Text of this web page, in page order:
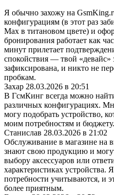
Я обычно захожу на
конфигурациям (в этот раз
Max в титановом цвете) и
бронирования работает как
минут прилетает
спокойствия — твой «девайс»
зафиксирована, и никто не
пробкам.
Захар 28.03.2026 в 20:51
В ГсмКинг всегда можно
различных конфигурациях.
могу подобрать устройство,
моим потребностям и бюджету.
Станислав 28.03.2026 в 21:02
Обслуживание в магазине на
знают свою продукцию и
выбору аксессуаров или
характеристиках устройства.
потребности учитываются, и
более приятным.